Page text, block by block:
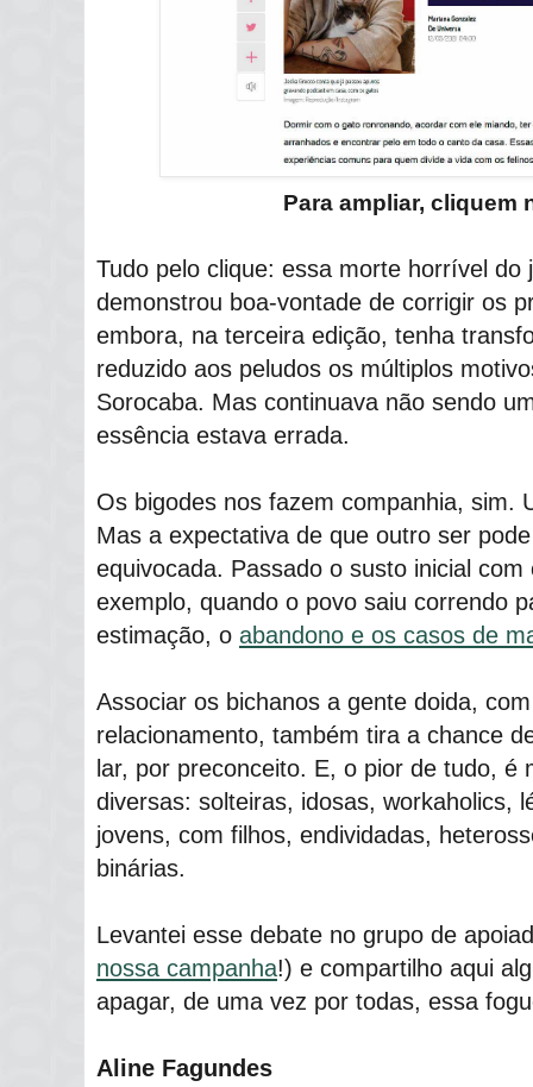
Para ampliar, cliquem
Tudo pelo clique: essa morte horrível do
demonstrou boa-vontade de corrigir os
embora, na terceira edição, tenha
reduzido aos peludos os múltiplos
Sorocaba. Mas continuava não sendo
essência estava errada.
Os bigodes nos fazem companhia, sim.
Mas a expectativa de que outro ser
equivocada. Passado o susto inicial
exemplo, quando o povo saiu correndo
estimação, o abandono e os casos de
Associar os bichanos a gente doida,
relacionamento, também tira a chance
lar, por preconceito. E, o pior de tudo, é
diversas: solteiras, idosas, workaholics,
jovens, com filhos, endividadas,
binárias.
Levantei esse debate no grupo de
nossa campanha!) e compartilho aqui
apagar, de uma vez por todas, essa
Aline Fagundes